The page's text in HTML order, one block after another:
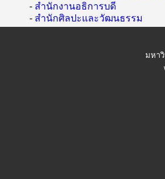
- สำนักงานอธิการบดี
- สำนักศิลปะและวัฒนธรรม
มหา